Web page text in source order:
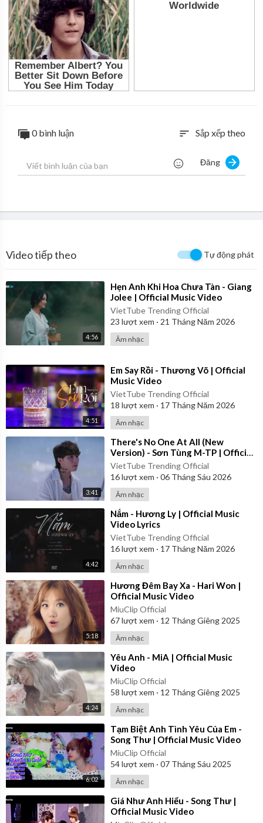
0 bình luận sort Sắp xếp theo
Đăng
Video tiếp theo Tự động phát
4:56
⁣Hẹn Anh Khi Hoa Chưa Tàn - Giang
Jolee | Official Music Video
VietTube Trending Official
23 lượt xem · 21 Tháng Năm 2026
Âm nhạc
4:51
⁣Em Say Rồi - Thương Võ | Official
Music Video
VietTube Trending Official
18 lượt xem · 17 Tháng Năm 2026
Âm nhạc
3:41
⁣There's No One At All (New
Version) - Sơn Tùng M-TP | Official
Music Video
VietTube Trending Official
16lượt xem · 06 Tháng Sáu 2026
Âm nhạc
4:42
⁣Nắm - Hương Ly | Official Music
Video Lyrics
VietTube Trending Official
16lượt xem · 17 Tháng Năm 2026
Âm nhạc
5:18
⁣Hương Đêm Bay Xa - Hari Won |
Official Music Video
MiuClip Official
67lượt xem · 12 Tháng Giêng 2025
Âm nhạc
4:24
⁣Yêu Anh - MiA | Official Music
Video
MiuClip Official
58 lượt xem · 12 Tháng Giêng 2025
Âm nhạc
6:02
⁣Tạm Biệt Anh Tình Yêu Của Em -
Song Thư | Official Music Video
MiuClip Official
54lượt xem · 07 Tháng Sáu 2025
Âm nhạc
⁣Giá Như Anh Hiểu - Song Thư |
Official Music Video